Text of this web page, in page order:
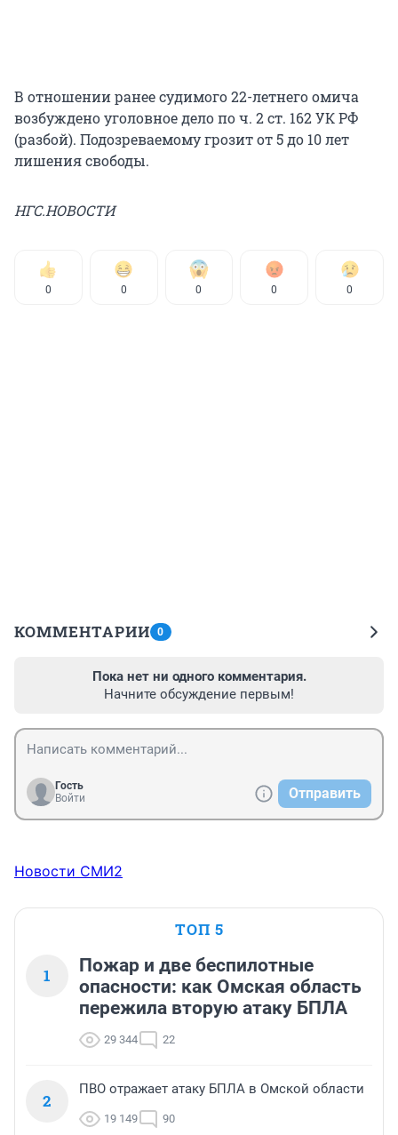
В отношении ранее судимого 22-летнего омича
возбуждено уголовное дело по ч. 2 ст. 162 УК РФ
(разбой). Подозреваемому грозит от 5 до 10 лет
лишения свободы.
НГС.НОВОСТИ
0 0 0 0 0
КОММЕНТАРИИ 0
Пока нет ни одного комментария.
Начните обсуждение первым!
Гость
Войти
Отправить
Новости СМИ2
ТОП 5
1
Пожар и две беспилотные
опасности: как Омская область
пережила вторую атаку БПЛА
29 344 22
2
ПВО отражает атаку БПЛА в Омской области
19 149 90